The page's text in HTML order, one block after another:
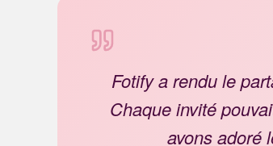
Fotify a rendu le
Chaque invité
avons adoré